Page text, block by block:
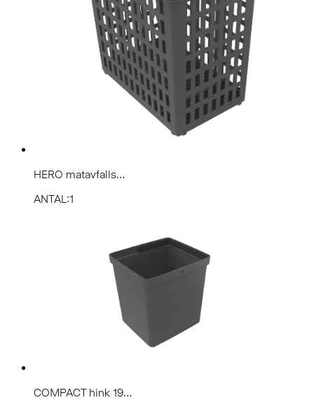
HERO matavfalls...
ANTAL:1
COMPACT hink 19...